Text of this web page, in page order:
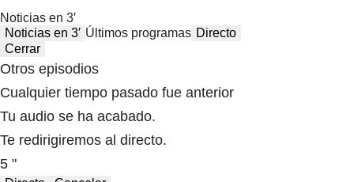
Noticias en 3′
Noticias en 3′ Últimos programas Directo
Cerrar
Otros episodios
Cualquier tiempo pasado fue anterior
Tu audio se ha acabado.
Te redirigiremos al directo.
5 "